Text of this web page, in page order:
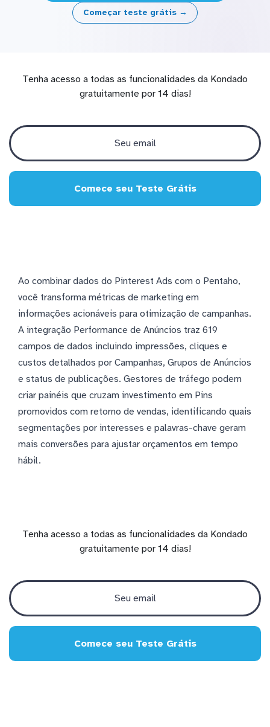
Começar teste grátis →
Tenha acesso a todas as funcionalidades da Kondado
gratuitamente por 14 dias!
Comece seu Teste Grátis
Ao combinar dados do Pinterest Ads com o Pentaho,
você transforma métricas de marketing em
informações acionáveis para otimização de campanhas.
A integração Performance de Anúncios traz 619
campos de dados incluindo impressões, cliques e
custos detalhados por Campanhas, Grupos de Anúncios
e status de publicações. Gestores de tráfego podem
criar painéis que cruzam investimento em Pins
promovidos com retorno de vendas, identificando quais
segmentações por interesses e palavras-chave geram
mais conversões para ajustar orçamentos em tempo
hábil.
Tenha acesso a todas as funcionalidades da Kondado
gratuitamente por 14 dias!
Comece seu Teste Grátis